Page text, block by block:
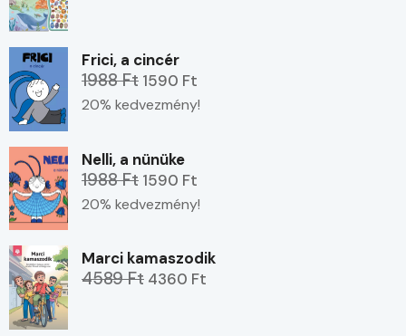
Frici, a cincér
1988 Ft 1590 Ft
20% kedvezmény!
Nelli, a nünüke
1988 Ft 1590 Ft
20% kedvezmény!
Marci kamaszodik
4589 Ft 4360 Ft